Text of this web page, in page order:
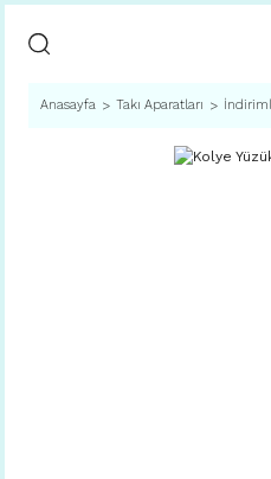
Anasayfa Takı Aparatları